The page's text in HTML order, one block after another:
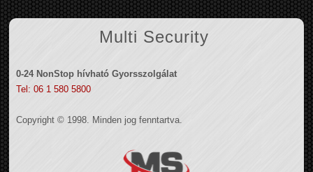
Multi Security
0-24 NonStop hívható Gyorsszolgálat
Tel: 06 1 580 5800
Copyright © 1998. Minden jog fenntartva.